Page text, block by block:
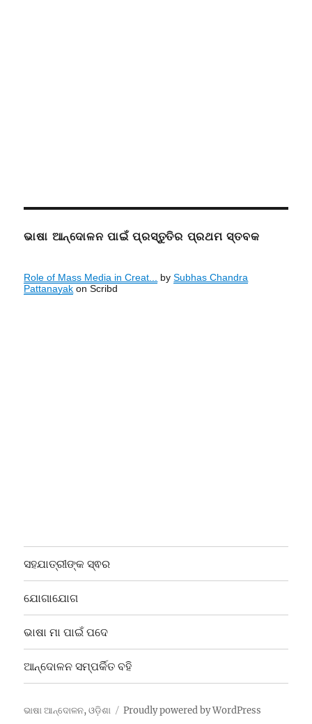
ଭାଷା ଆନ୍ଦୋଳନ ପାଇଁ ପ୍ରସ୍ତୁତିର ପ୍ରଥମ ସ୍ତବକ
Role of Mass Media in Creat... bySubhas Chandra
Pattanayak on Scribd
ସହଯାତ୍ରୀଙ୍କ ସ୍ଵର
ଯୋଗାଯୋଗ
ଭାଷା ମା ପାଇଁ ପଦେ
ଆନ୍ଦୋଳନ ସମ୍ପର୍କିତ ବହି
ଭାଷା ଆନ୍ଦୋଳନ, ଓଡ଼ିଶା Proudly powered by WordPress